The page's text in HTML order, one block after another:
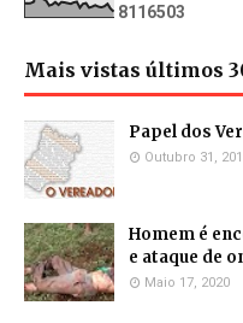
81 1 6503
Mais vistas últimos
Papel dos
Outubro 31,
Homem é
e ataque de
Maio 17, 2020